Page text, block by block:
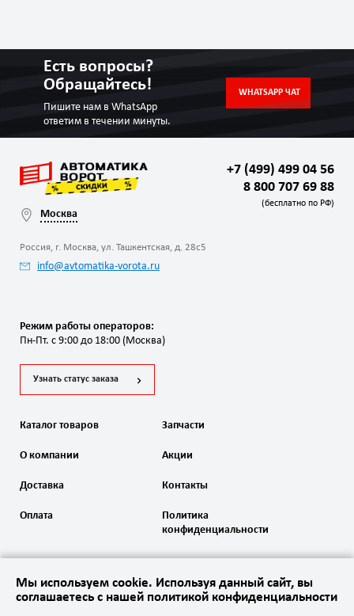
Есть вопросы?
Обращайтесь!
Пишите нам в WhatsApp
ответим в течении минуты.
WHATSAPP ЧАТ
Москва
Россия, г. Москва, ул. Ташкентская, д. 28с5
info@avtomatika-vorota.ru
+7 (499) 499 04 56
8 800 707 69 88
(бесплатно по РФ)
Режим работы операторов:
Пн-Пт. с 9:00 до 18:00 (Москва)
Узнать статус заказа
Каталог товаров Запчасти
О компании
Доставка
Оплата
Акции
Контакты
Политика
конфиденциальности
Мы используем cookie. Используя данный сайт, вы
соглашаетесь с нашей политикой конфиденциальности